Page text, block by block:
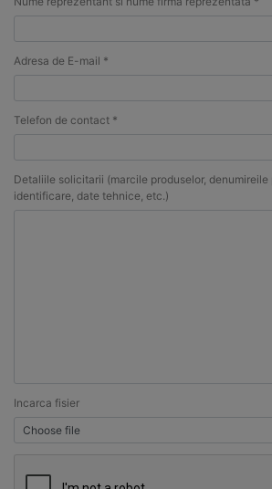
Adresa de E-mail *
Telefon de contact *
Detaliile solicitarii (marcile produselor, denumireile
identificare, date tehnice, etc.)
Incarca fisier
Choose file